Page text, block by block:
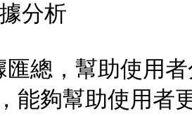
分析
匯總，幫助使用
能夠幫助使用者